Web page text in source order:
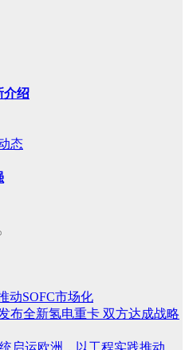
介绍
态
动SOFC市场化
布全新氢电重卡 双方达成战略
启运欧洲，以工程实践推动